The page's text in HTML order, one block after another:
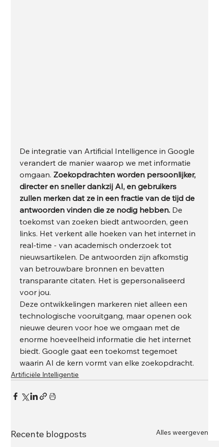
De integratie van Artificial Intelligence in Google
verandert de manier waarop we met informatie
omgaan. Zoekopdrachten worden persoonlijker,
directer en sneller dankzij AI, en gebruikers
zullen merken dat ze in een fractie van de tijd de
antwoorden vinden die ze nodig hebben. De
toekomst van zoeken biedt antwoorden, geen
links. Het verkent alle hoeken van het internet in
real-time - van academisch onderzoek tot
nieuwsartikelen. De antwoorden zijn afkomstig
van betrouwbare bronnen en bevatten
transparante citaten. Het is gepersonaliseerd
voor jou.
Deze ontwikkelingen markeren niet alleen een
technologische vooruitgang, maar openen ook
nieuwe deuren voor hoe we omgaan met de
enorme hoeveelheid informatie die het internet
biedt. Google gaat een toekomst tegemoet
waarin AI de kern vormt van elke zoekopdracht.
Artificiële Intelligentie
Recente blogposts Alles weergeven